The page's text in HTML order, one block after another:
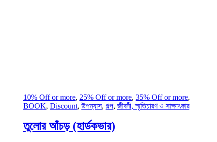
10% Off or more, 25% Off or more, 35% Off or more,
BOOK, Discount, উপন্যাস, গল্প, জীবনী, স্মৃতিচারণ ও সাক্ষাৎকার
তুলোর আঁচড় (হার্ডকভার)